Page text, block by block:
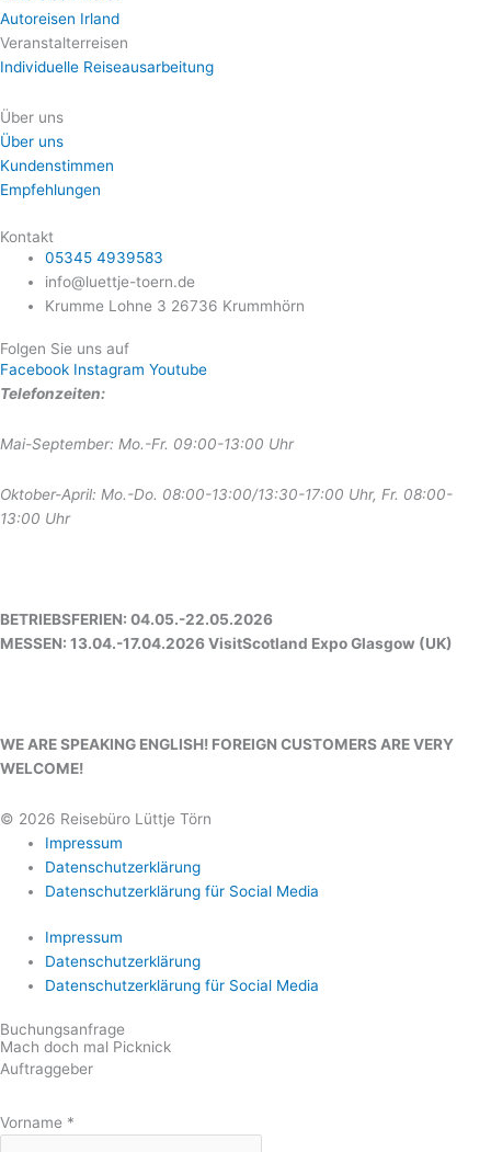
Autoreisen Irland
Veranstalterreisen
Individuelle Reiseausarbeitung
Über uns
Über uns
Kundenstimmen
Empfehlungen
Kontakt
05345 4939583
info@luettje-toern.de
Krumme Lohne 3 26736 Krummhörn
Folgen Sie uns auf
Facebook Instagram Youtube
Telefonzeiten:
Mai-September: Mo.-Fr. 09:00-13:00 Uhr
Oktober-April: Mo.-Do. 08:00-13:00/13:30-17:00 Uhr, Fr. 08:00-
13:00 Uhr
BETRIEBSFERIEN: 04.05.-22.05.2026
MESSEN: 13.04.-17.04.2026 VisitScotland Expo Glasgow (UK)
WE ARE SPEAKING ENGLISH! FOREIGN CUSTOMERS ARE VERY
WELCOME!
© 2026 Reisebüro Lüttje Törn
Impressum
Datenschutzerklärung
Datenschutzerklärung für Social Media
Impressum
Datenschutzerklärung
Datenschutzerklärung für Social Media
Buchungsanfrage
Mach doch mal Picknick
Auftraggeber
Vorname *